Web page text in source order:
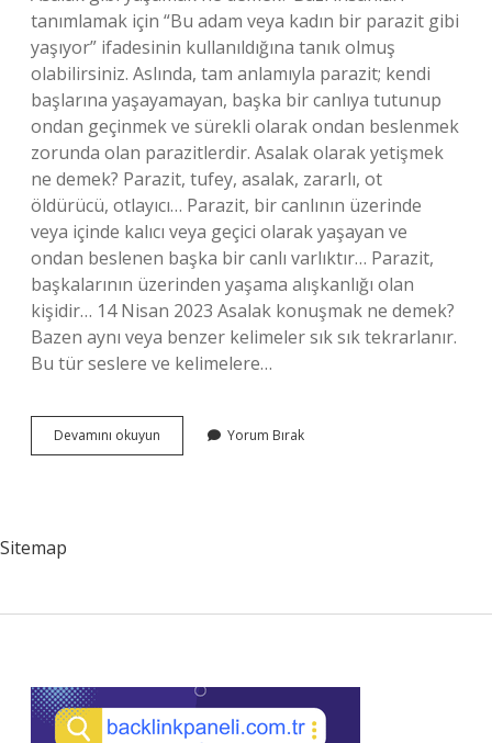
tanımlamak için “Bu adam veya kadın bir parazit gibi
yaşıyor” ifadesinin kullanıldığına tanık olmuş
olabilirsiniz. Aslında, tam anlamıyla parazit; kendi
başlarına yaşayamayan, başka bir canlıya tutunup
ondan geçinmek ve sürekli olarak ondan beslenmek
zorunda olan parazitlerdir. Asalak olarak yetişmek
ne demek? Parazit, tufey, asalak, zararlı, ot
öldürücü, otlayıcı… Parazit, bir canlının üzerinde
veya içinde kalıcı veya geçici olarak yaşayan ve
ondan beslenen başka bir canlı varlıktır… Parazit,
başkalarının üzerinden yaşama alışkanlığı olan
kişidir… 14 Nisan 2023 Asalak konuşmak ne demek?
Bazen aynı veya benzer kelimeler sık ​​sık tekrarlanır.
Bu tür seslere ve kelimelere…
Devamını okuyun
Kime
Yorum Bırak
Sitemap
Sidebar